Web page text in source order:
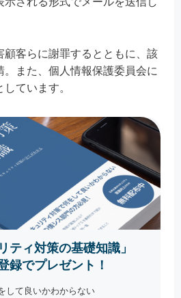
顧客らに謝罪するとともに、該
。また、個人情報保護委員会に
ています。
ティ対策の基礎知識」
録でプレゼント！
して良いかわからない